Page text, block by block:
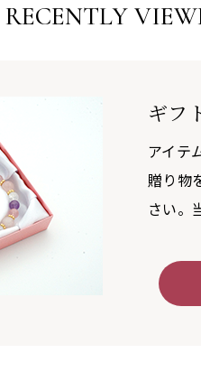
RECENTLY
ギフ
アイテ
贈り物
さい。